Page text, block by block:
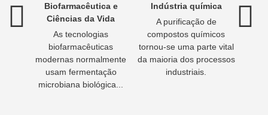
Biofarmacêutica e
Ciências da Vida
As tecnologias
biofarmacêuticas
modernas normalmente
usam fermentação
microbiana biológica...
Indústria química
A purificação de
compostos químicos
tornou-se uma parte vital
da maioria dos processos
industriais.